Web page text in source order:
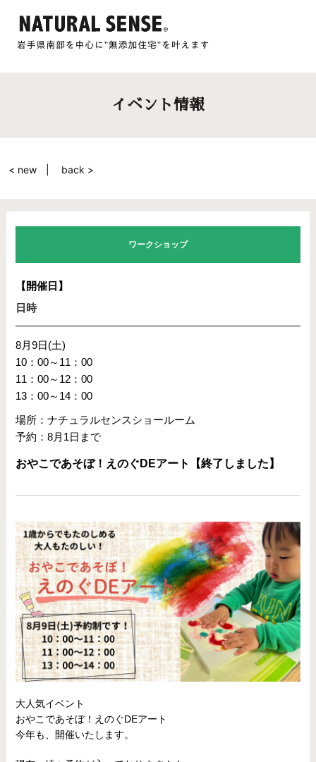
イベント情報
< new back >
ワークショップ
【開催日】
日時
8月9日(土)
10：00～11：00
11：00～12：00
13：00～14：00
場所：ナチュラルセンスショールーム
予約：8月1日まで
おやこであそぼ！えのぐDEアート【終了しました】
大人気イベント
おやこであそぼ！えのぐDEアート
今年も、開催いたします。